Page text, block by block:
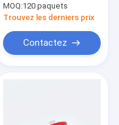
φ13mm φ25mm
φ33mm
MOQ:120 paquets
Trouvez les derniers prix
Contactez